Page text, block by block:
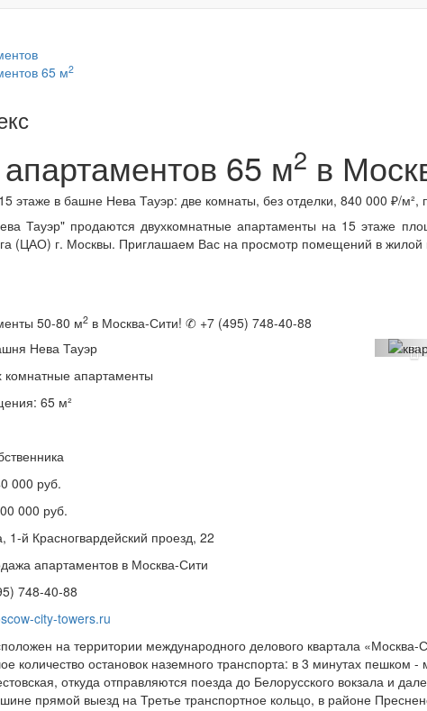
65 м2
65 м2 в
этаже в башне Нева Тауэр: две комнаты, без отделки, 840 000 ₽/м²,
Тауэр" продаются двухкомнатные апартаменты на 15 этаже
(ЦАО) г. Москвы. Приглашаем Вас на просмотр помещений в жилой
50-80 м2 в Москва-Сити! ✆ +7 (495) 748-40-88
Нева Тауэр
комнатные апартаменты
65 м²
000 руб.
000 руб.
1-й Красногвардейский проезд, 22
апартаментов в Москва-Сити
748-40-88
city-towers.ru
на территории международного делового квартала
количество остановок наземного транспорта: в 3 минутах
откуда отправляются поезда до Белорусского вокзала и
прямой выезд на Третье транспортное кольцо, в районе